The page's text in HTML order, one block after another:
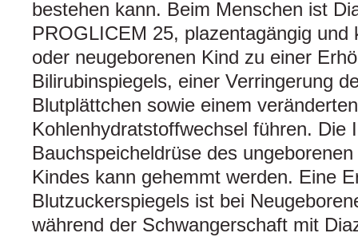
bestehen kann. Beim Menschen ist
PROGLICEM 25, plazentagängig und
oder neugeborenen Kind zu einer
Bilirubinspiegels, einer Verringerung
Blutplättchen sowie einem veränderten
Kohlenhydratstoffwechsel führen. Die
Bauchspeicheldrüse des
Kindes kann gehemmt werden. Eine
Blutzuckerspiegels ist bei
während der Schwangerschaft mit